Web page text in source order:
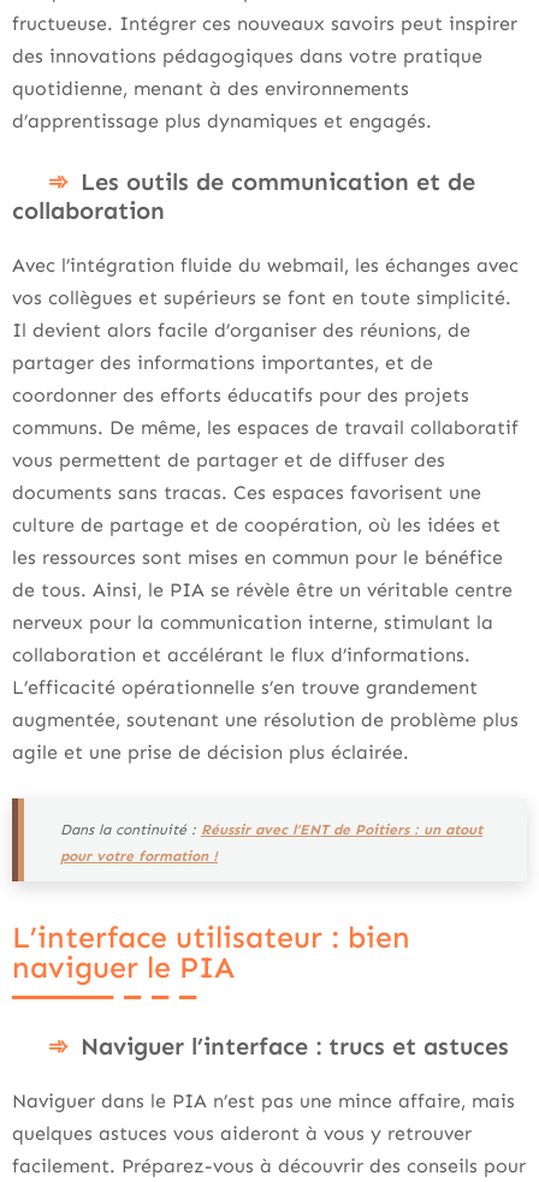
fructueuse. Intégrer ces nouveaux savoirs peut inspirer
des innovations pédagogiques dans votre pratique
quotidienne, menant à des environnements
d’apprentissage plus dynamiques et engagés.
Les outils de communication et de
collaboration
Avec l’intégration fluide du webmail, les échanges avec
vos collègues et supérieurs se font en toute simplicité.
Il devient alors facile d’organiser des réunions, de
partager des informations importantes, et de
coordonner des efforts éducatifs pour des projets
communs. De même, les espaces de travail collaboratif
vous permettent de partager et de diffuser des
documents sans tracas. Ces espaces favorisent une
culture de partage et de coopération, où les idées et
les ressources sont mises en commun pour le bénéfice
de tous. Ainsi, le PIA se révèle être un véritable centre
nerveux pour la communication interne, stimulant la
collaboration et accélérant le flux d’informations.
L’efficacité opérationnelle s’en trouve grandement
augmentée, soutenant une résolution de problème plus
agile et une prise de décision plus éclairée.
Dans la continuité : Réussir avec l’ENT de Poitiers : un atout
pour votre formation !
L’interface utilisateur : bien
naviguer le PIA
Naviguer l’interface : trucs et astuces
Naviguer dans le PIA n’est pas une mince affaire, mais
quelques astuces vous aideront à vous y retrouver
facilement. Préparez-vous à découvrir des conseils pour